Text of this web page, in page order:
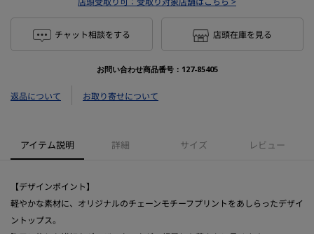
チャット相談をする 店頭在庫を見る
お問い合わせ商品番号： 127-85405
返品について お取り寄せについて
アイテム説明 詳細 サイズ レビュー
【デザインポイント】
軽やかな素材に、オリジナルのチェーンモチーフプリントをあしらったデザイ
ントップス。